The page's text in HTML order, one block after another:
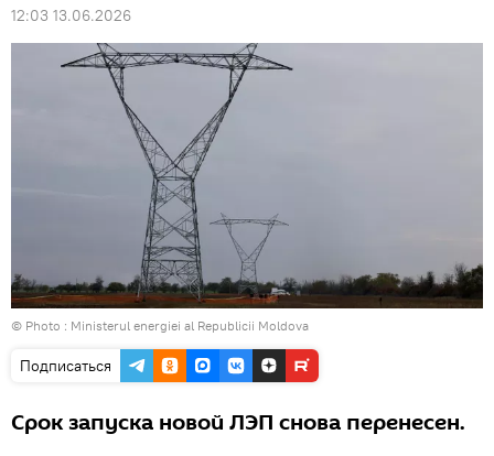
12:03 13.06.2026
© Photo : Ministerul energiei al Republicii Moldova
Подписаться
Срок запуска новой ЛЭП снова перенесен.